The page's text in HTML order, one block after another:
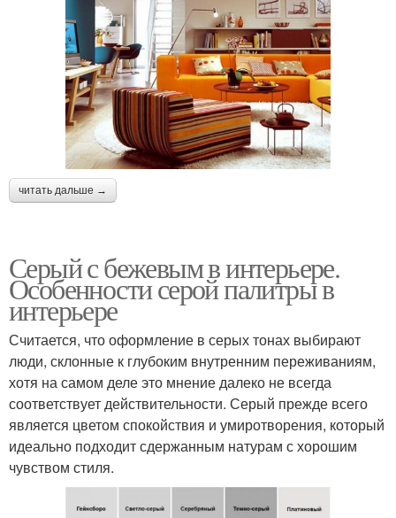
читать дальше →
Серый с бежевым в интерьере.
Особенности серой палитры в
интерьере
Считается, что оформление в серых тонах выбирают
люди, склонные к глубоким внутренним переживаниям,
хотя на самом деле это мнение далеко не всегда
соответствует действительности. Серый прежде всего
является цветом спокойствия и умиротворения, который
идеально подходит сдержанным натурам с хорошим
чувством стиля.